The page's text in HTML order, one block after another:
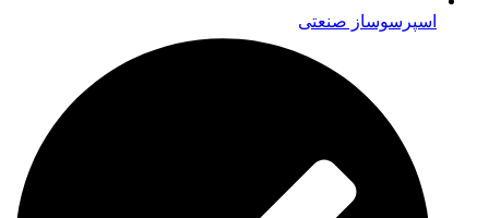
اسپرسوساز صنعتی